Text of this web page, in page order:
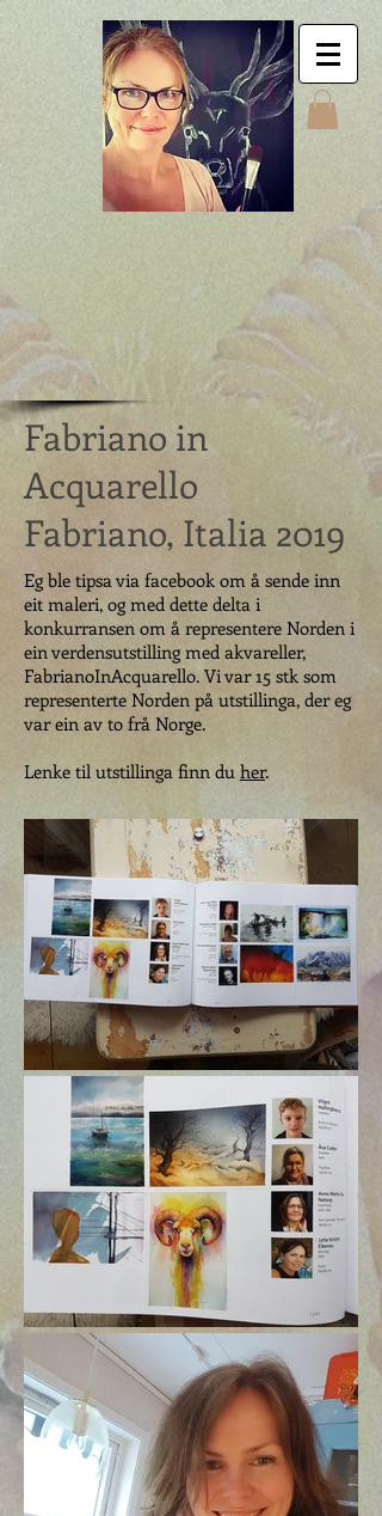
Jyttes Galley. Art for
sale. Online gallery.
Jyttes Galleri. Kunst
til salgs. Nettgalleri.
Jytte Kristin Eikenes.
Høyanger
Fabriano in
Acquarello
Fabriano, Italia 2019
Eg ble tipsa via facebook om å sende inn
eit maleri, og med dette delta i
konkurransen om å representere Norden i
ein verdensutstilling med akvareller,
FabrianoInAcquarello. Vi var 15 stk som
representerte Norden på utstillinga, der eg
var ein av to frå Norge.
Lenke til utstillinga finn du her.